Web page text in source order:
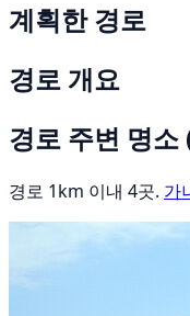
계획한 경로
경로 개요
경로 주변 명소
경로 1km 이내 4곳. 가